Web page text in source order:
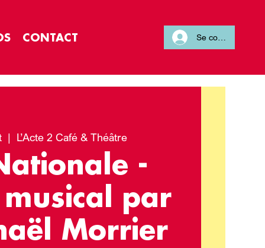
Se connecter
CONTACT
  |
L’Acte 2 Café & Théâtre
-
par
Morrier